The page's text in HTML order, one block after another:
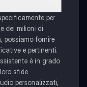
per
dei milioni di
possiamo fornire
e pertinenti.
è in grado
sfide
personalizzati,